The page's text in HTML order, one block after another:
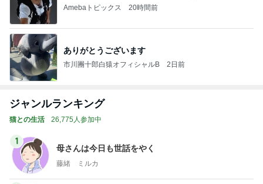
Amebaトピックス 20時間前
ありがとうございます
市川團十郎白猿オフィシャルB 2日前
ジャンルランキング
猫との生活 26,775人参加中
1
母さんは今日も世話をやく
藤緒 ミルカ